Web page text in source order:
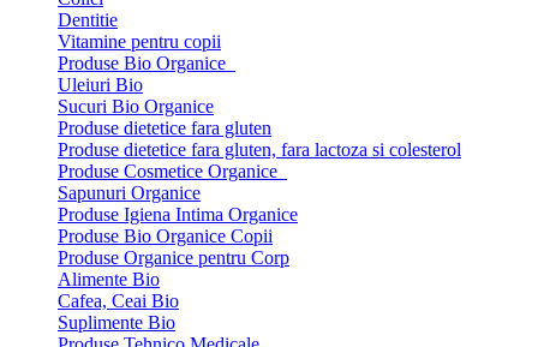
Dentitie
Vitamine pentru copii
Produse Bio Organice
Uleiuri Bio
Sucuri Bio Organice
Produse dietetice fara gluten
Produse dietetice fara gluten, fara lactoza si colesterol
Produse Cosmetice Organice
Sapunuri Organice
Produse Igiena Intima Organice
Produse Bio Organice Copii
Produse Organice pentru Corp
Alimente Bio
Cafea, Ceai Bio
Suplimente Bio